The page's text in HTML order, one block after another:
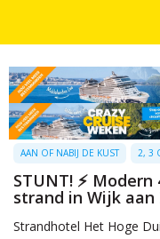
AAN OF NABIJ DE KUST 2, 3
STUNT! ⚡
strand in Wijk
Strandhotel Het Hoge